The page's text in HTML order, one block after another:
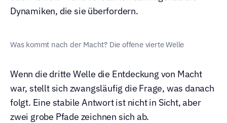
Dynamiken, die sie überfordern.
Was kommt nach der Macht? Die offene vierte Welle
Wenn die dritte Welle die Entdeckung von Macht
war, stellt sich zwangsläufig die Frage, was danach
folgt. Eine stabile Antwort ist nicht in Sicht, aber
zwei grobe Pfade zeichnen sich ab.